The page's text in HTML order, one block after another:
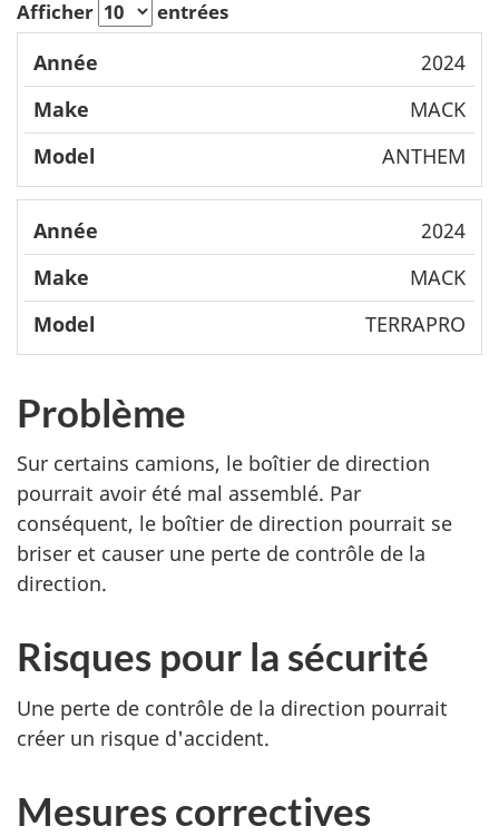
Afficher
entrées
Année Make
l
2024
MACK
ANTHEM
2024
MACK
TERRAPRO
Problème
Sur certains camions, le boîtier de direction
pourrait avoir été mal assemblé. Par
conséquent, le boîtier de direction pourrait se
briser et causer une perte de contrôle de la
direction.
Risques pour la sécurité
Une perte de contrôle de la direction pourrait
créer un risque d'accident.
Mesures correctives